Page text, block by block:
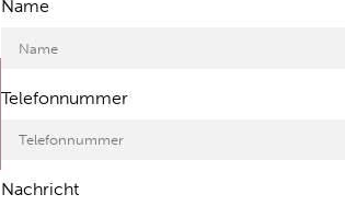
Name
Telefonnummer
Nachricht